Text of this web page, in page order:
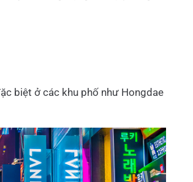
biệt ở các khu phố như Hongdae